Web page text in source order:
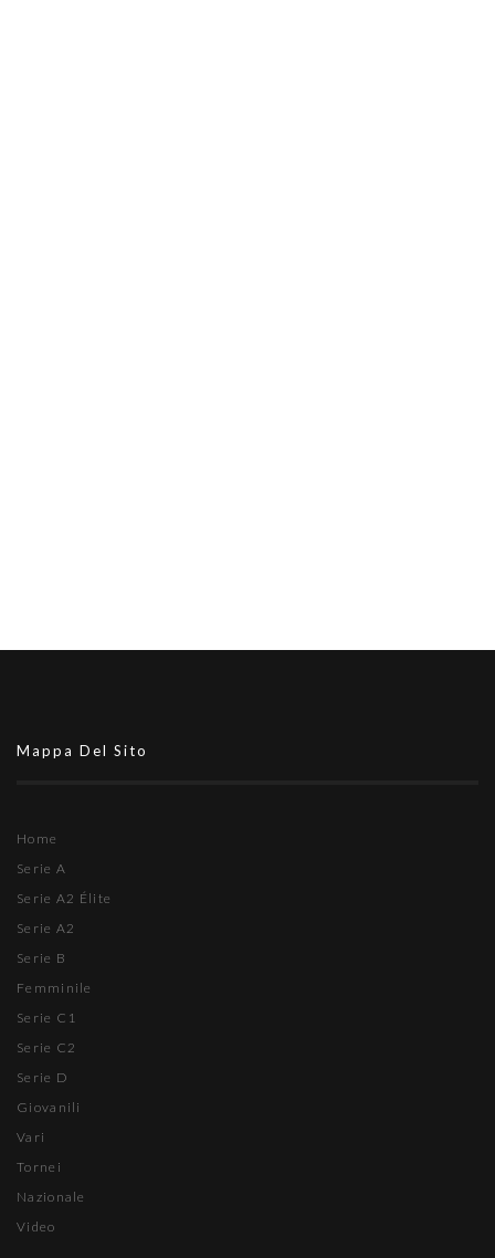
Mappa Del Sito
Home
Serie A
Serie A2 Élite
Serie A2
Serie B
Femminile
Serie C1
Serie C2
Serie D
Giovanili
Vari
Tornei
Nazionale
Video